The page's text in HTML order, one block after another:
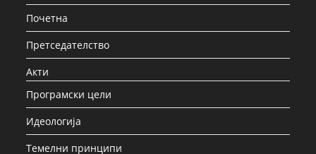
Почетна
Претседателство
Акти
Програмски цели
Идеологија
Темелни принципи